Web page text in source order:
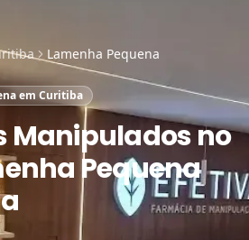
Lamenha Pequena
em Curitiba
Manipuladosno
Pequena